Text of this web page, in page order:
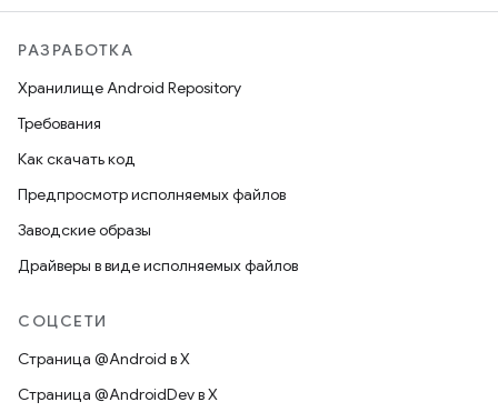
РАЗРАБОТКА
Хранилище Android Repository
Требования
Как скачать код
Предпросмотр исполняемых файлов
Заводские образы
Драйверы в виде исполняемых файлов
СОЦСЕТИ
Страница @Android в X
Страница @AndroidDev в X